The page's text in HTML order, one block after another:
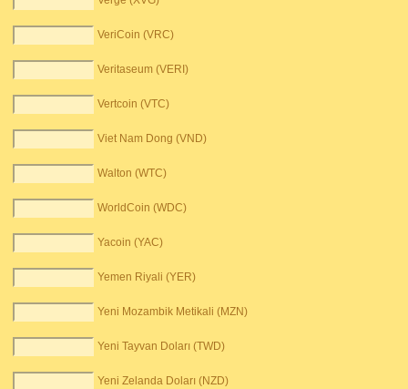
VeriCoin (VRC)
Veritaseum (VERI)
Vertcoin (VTC)
Viet Nam Dong (VND)
Walton (WTC)
WorldCoin (WDC)
Yacoin (YAC)
Yemen Riyali (YER)
Yeni Mozambik Metikali (MZN)
Yeni Tayvan Doları (TWD)
Yeni Zelanda Doları (NZD)